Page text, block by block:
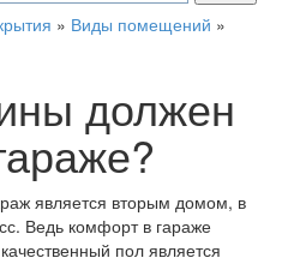
» Виды помещений »
должен
является вторым домом, в
Ведь комфорт в гараже
пол является